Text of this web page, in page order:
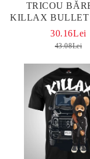
TRICOU
KILLAX BULLET
30.16Lei
43.08Lei